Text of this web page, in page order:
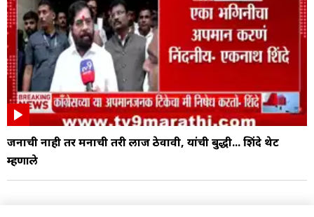
जनाची नाही तर मनाची तरी लाज ठेवावी, यांची बुद्धी... शिंदे थेट
म्हणाले